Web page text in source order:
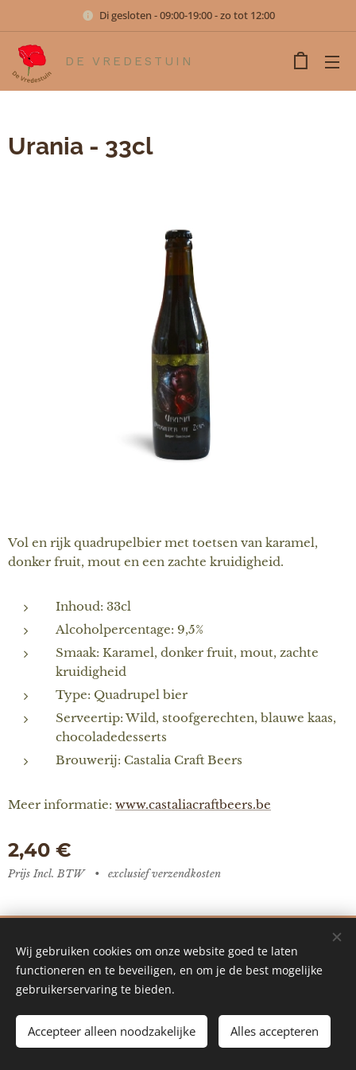
Di gesloten - 09:00-19:00 - zo tot 12:00
DE VREDESTUIN
Urania - 33cl
Vol en rijk quadrupelbier met toetsen van karamel,
donker fruit, mout en een zachte kruidigheid.
Inhoud: 33cl
Alcoholpercentage: 9,5%
Smaak: Karamel, donker fruit, mout, zachte
kruidigheid
Type: Quadrupel bier
Serveertip: Wild, stoofgerechten, blauwe kaas,
chocoladedesserts
Brouwerij: Castalia Craft Beers
Meer informatie: www.castaliacraftbeers.be
2,40 €
Prijs Incl. BTW exclusief verzendkosten
Mogelijk gemaakt door Webnode
Talen
Nederlands
English
Wij gebruiken cookies om onze website goed te laten
functioneren en te beveiligen, en om je de best mogelijke
gebruikerservaring te bieden.
Accepteer alleen noodzakelijke Alles accepteren